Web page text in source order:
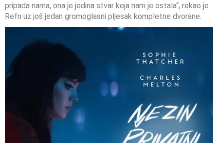
pripada nama, ona je jedina stvar koja nam je ostala“, rekao je
Refn uz još jedan gromoglasni pljesak kompletne dvorane.